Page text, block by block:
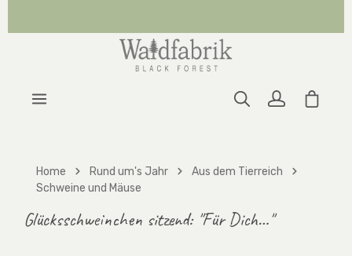
Home Rund um's Jahr
Aus dem Tierreich
Schweine und Mäuse
Glücksschweinchen sitzend: "Für Dich…"